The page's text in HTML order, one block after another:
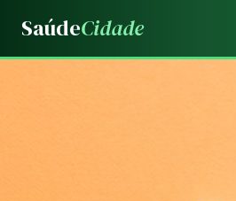
SaúdeCidade